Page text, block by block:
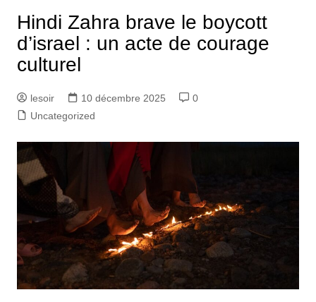
Hindi Zahra brave le boycott
d’israel : un acte de courage
culturel
lesoir 10 décembre 2025
0
Uncategorized